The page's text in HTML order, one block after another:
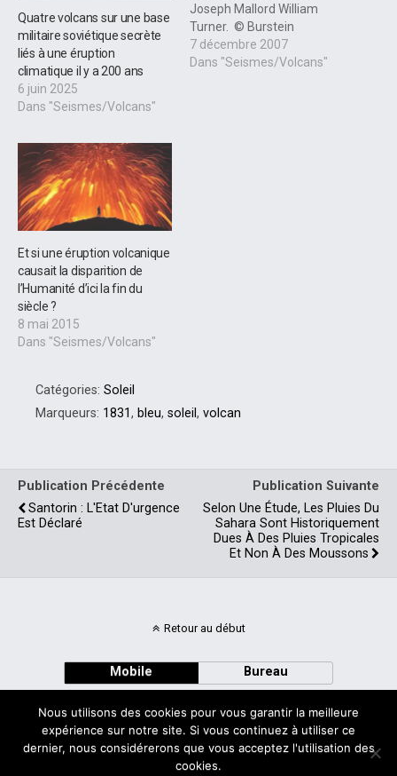
Quatre volcans sur une base
militaire soviétique secrète
liés à une éruption
climatique il y a 200 ans
6 juin 2025
Dans "Seismes/Volcans"
Joseph Mallord William
Turner. © Burstein
Collection / Corbis Une
équipe de chercheurs grecs
7 décembre 2007
Dans "Seismes/Volcans"
Et si une éruption volcanique
causait la disparition de
l’Humanité d’ici la fin du
siècle ?
8 mai 2015
Dans "Seismes/Volcans"
Catégories: Soleil
Marqueurs: 1831, bleu, soleil , volcan
Publication Précédente
Santorin : L'Etat D'urgence
Est Déclaré
Publication Suivante
Selon Une Étude, Les Pluies Du
Sahara Sont Historiquement
Dues À Des Pluies Tropicales
Et Non À Des Moussons
Retour au début
Mobile Bureau
Avec
Nous utilisons des cookies pour vous garantir la meilleure
expérience sur notre site. Si vous continuez à utiliser ce
dernier, nous considérerons que vous acceptez l'utilisation des
cookies.